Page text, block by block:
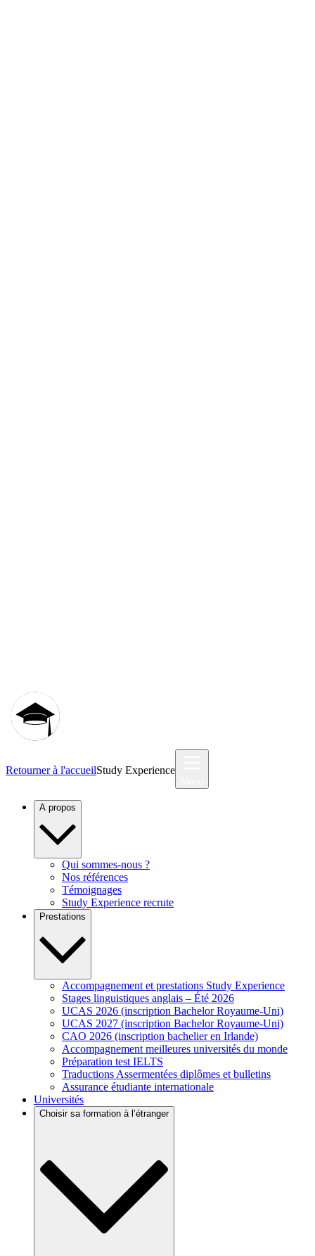
Retourner à l'accueilStudy Experience
A propos
Qui sommes-nous ?
Nos références
Témoignages
Study Experience recrute
Prestations
Accompagnement et prestations Study Experience
Stages linguistiques anglais – Été 2026
UCAS 2026 (inscription Bachelor Royaume-Uni)
UCAS 2027 (inscription Bachelor Royaume-Uni)
CAO 2026 (inscription bachelier en Irlande)
Accompagnement meilleures universités du monde
Préparation test IELTS
Traductions Assermentées diplômes et bulletins
Assurance étudiante internationale
Universités
Choisir sa formation à l’étranger